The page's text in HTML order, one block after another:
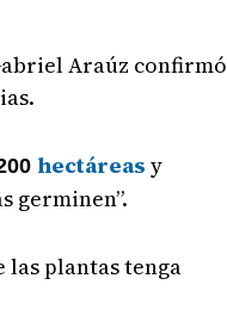
Araúz confirmó
hectáreas y
germinen”.
las plantas tenga